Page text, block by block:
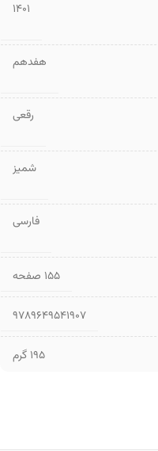
1401
هفدهم
رقعی
شمیز
فارسی
۱۵۵ صفحه
9789649541907
195 گرم